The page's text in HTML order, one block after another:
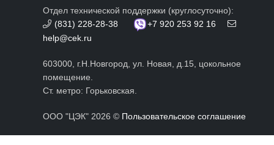
Отдел технической поддержки (круглосуточно):
(831) 228-28-38
+7 920 253 92 16
help@cek.ru
603000, г.Н.Новгород, ул. Новая, д.15, цокольное
помещение.
Ст. метро: Горьковская.
ООО "ЦЭК" 2026 © Пользовательское соглашение